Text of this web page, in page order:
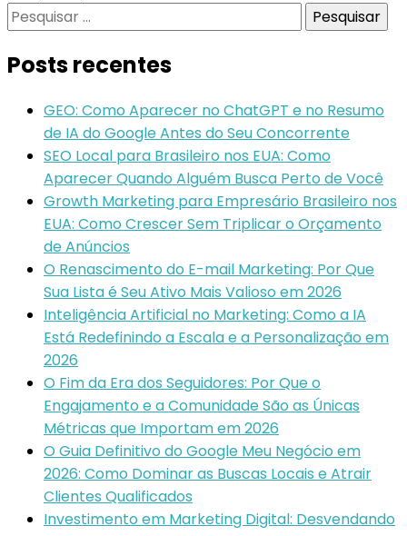
Posts recentes
GEO: Como Aparecer no ChatGPT e no Resumo
de IA do Google Antes do Seu Concorrente
SEO Local para Brasileiro nos EUA: Como
Aparecer Quando Alguém Busca Perto de Você
Growth Marketing para Empresário Brasileiro nos
EUA: Como Crescer Sem Triplicar o Orçamento
de Anúncios
O Renascimento do E-mail Marketing: Por Que
Sua Lista é Seu Ativo Mais Valioso em 2026
Inteligência Artificial no Marketing: Como a IA
Está Redefinindo a Escala e a Personalização em
2026
O Fim da Era dos Seguidores: Por Que o
Engajamento e a Comunidade São as Únicas
Métricas que Importam em 2026
O Guia Definitivo do Google Meu Negócio em
2026: Como Dominar as Buscas Locais e Atrair
Clientes Qualificados
Investimento em Marketing Digital: Desvendando